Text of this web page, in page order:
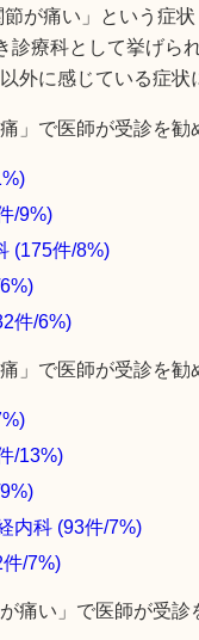
が痛い」という症
診療科として挙げら
外に感じている症
」で医師が受診を勧
/9%)
(175件/8%)
件/6%)
」で医師が受診を勧
/13%)
内科 (93件/7%)
/7%)
痛い」で医師が受診